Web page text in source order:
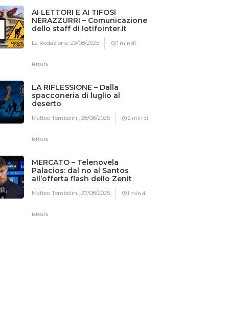
AI LETTORI E AI TIFOSI
NERAZZURRI – Comunicazione
dello staff di Iotifointer.it
La Redazione,29/08/2025 1 min di
lettura
LA RIFLESSIONE – Dalla
spacconeria di luglio al
deserto
Matteo Tombolini,28/08/2025 2 min di
lettura
MERCATO – Telenovela
Palacios: dal no al Santos
all’offerta flash dello Zenit
Matteo Tombolini,27/08/2025 1 min di
lettura